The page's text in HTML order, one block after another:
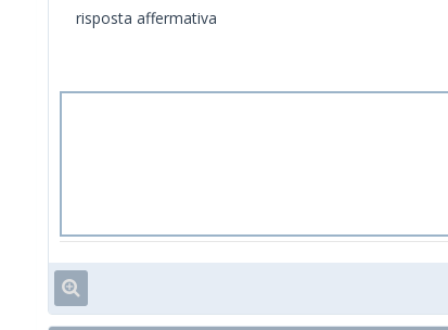
risposta affermativa